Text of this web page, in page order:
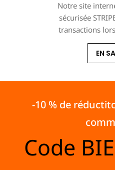
Notre site
sécurisée
transactions
EN
-10 % de
Code